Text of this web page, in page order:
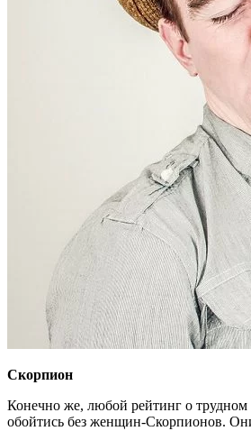
Скорпион
Конечно же, любой рейтинг о трудном
обойтись без женщин-Скорпионов.